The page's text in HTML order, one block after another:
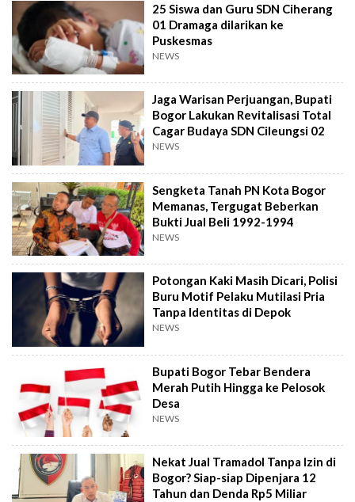
25 Siswa dan Guru SDN Ciherang
01 Dramaga dilarikan ke
Puskesmas
NEWS
Jaga Warisan Perjuangan, Bupati
Bogor Lakukan Revitalisasi Total
Cagar Budaya SDN Cileungsi 02
NEWS
Sengketa Tanah PN Kota Bogor
Memanas, Tergugat Beberkan
Bukti Jual Beli 1992-1994
NEWS
Potongan Kaki Masih Dicari, Polisi
Buru Motif Pelaku Mutilasi Pria
Tanpa Identitas di Depok
NEWS
Bupati Bogor Tebar Bendera
Merah Putih Hingga ke Pelosok
Desa
NEWS
Nekat Jual Tramadol Tanpa Izin di
Bogor? Siap-siap Dipenjara 12
Tahun dan Denda Rp5 Miliar